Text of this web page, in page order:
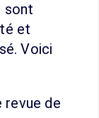
sont
et
Voici
revue de